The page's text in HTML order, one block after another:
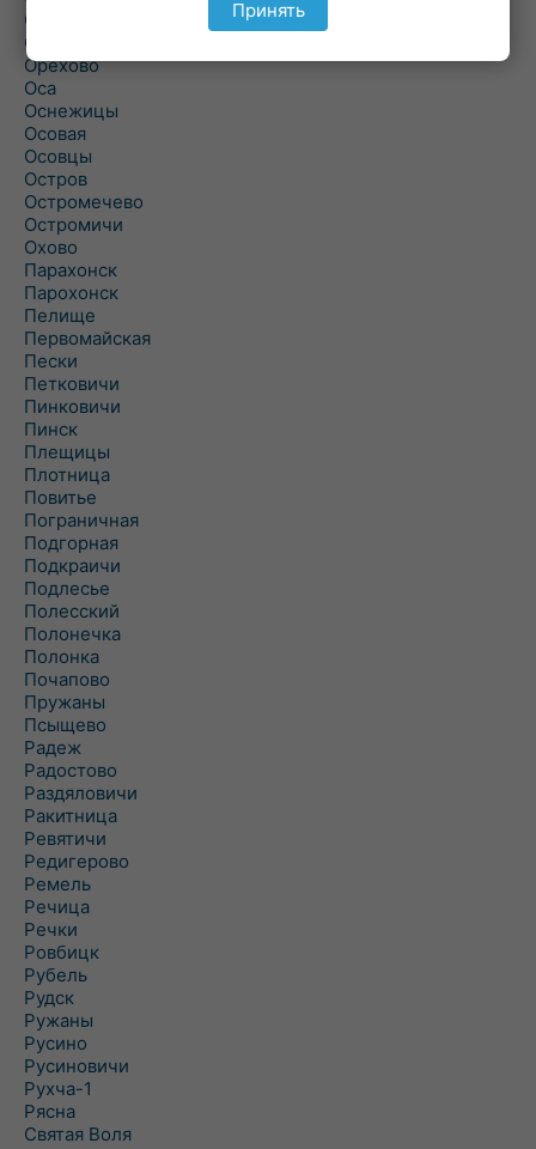
Омельная
Ополь
Орехово
Оса
Оснежицы
Осовая
Осовцы
Остров
Остромечево
Остромичи
Охово
Парахонск
Парохонск
Пелище
Первомайская
Пески
Петковичи
Пинковичи
Пинск
Плещицы
Плотница
Повитье
Пограничная
Подгорная
Подкраичи
Подлесье
Полесский
Полонечка
Полонка
Почапово
Пружаны
Псыщево
Радеж
Радостово
Раздяловичи
Ракитница
Ревятичи
Редигерово
Ремель
Речица
Речки
Ровбицк
Рубель
Рудск
Ружаны
Русино
Русиновичи
Рухча-1
Рясна
Святая Воля
Принять